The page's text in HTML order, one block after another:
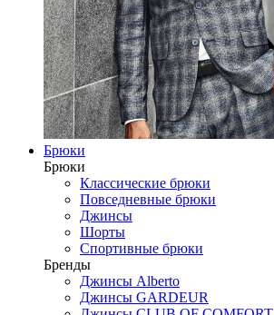
Брюки
Брюки
Классические брюки
Повседневные брюки
Джинсы
Шорты
Спортивные брюки
Бренды
Джинсы Alberto
Джинсы GARDEUR